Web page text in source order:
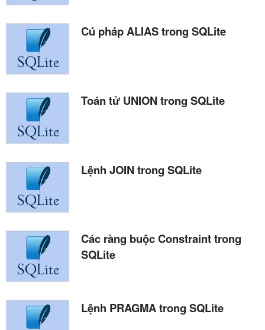
Cú pháp ALIAS trong SQLite
Toán tử UNION trong SQLite
Lệnh JOIN trong SQLite
Các ràng buộc Constraint trong
SQLite
Lệnh PRAGMA trong SQLite